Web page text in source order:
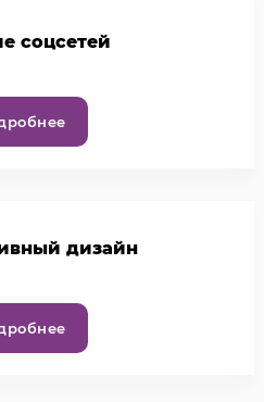
соцсетей
дизайн